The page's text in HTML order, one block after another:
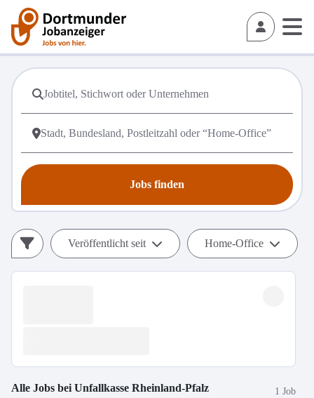
Jobs finden
Veröffentlicht seit Home-Office
Alle Jobs bei Unfallkasse Rheinland-Pfalz 1 Job